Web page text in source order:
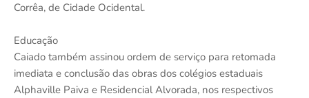
Corrêa, de Cidade Ocidental.
Educação
Caiado também assinou ordem de serviço para retomada
imediata e conclusão das obras dos colégios estaduais
Alphaville Paiva e Residencial Alvorada, nos respectivos